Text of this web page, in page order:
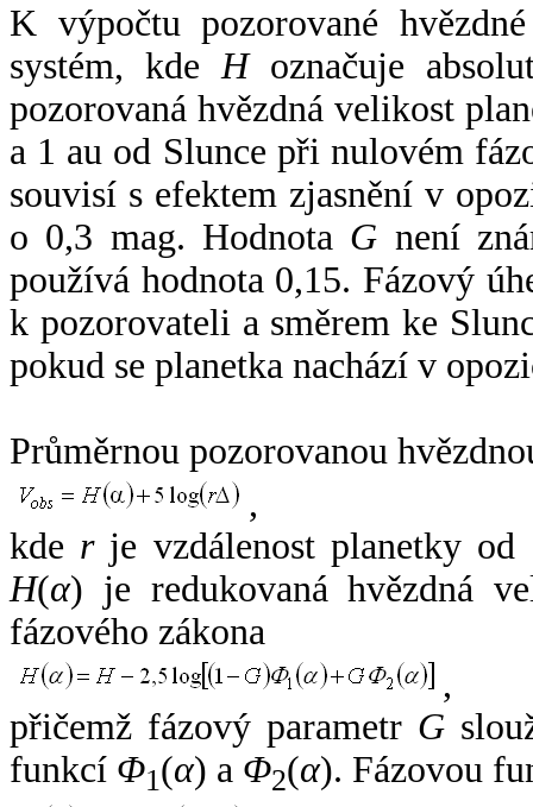
K výpočtu pozorované
systém, kde Hoznačuje
pozorovaná hvězdná velikost
a 1 au od Slunce při nulovém
souvisí s efektem zjasnění v
o 0,3 mag. Hodnota G není
používá hodnota 0,15. Fázový
k pozorovateli a směrem ke
pokud se planetka nachází v
Průměrnou pozorovanou
,
kde rje vzdálenost planetky od
H(α) je redukovaná hvězdná
fázového zákona
,
přičemž fázový parametr G
funkcí Φ1(α) a Φ2(α). Fázovou